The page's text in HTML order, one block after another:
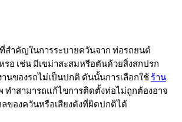
สำคัญในการระบายควันจาก ท่อรถยนต์
รอ เช่น มีเขม่าสะสมหรือตันด้วยสิ่งสกปรก
านของรถไม่เป็นปกติ ดันนั้นการเลือกใช้ร้าน
ำสามารถแก้ไขการติดตั้งท่อไม่ถูกต้องอาจ
ลของควันหรือเสียงดังที่ผิดปกติได้